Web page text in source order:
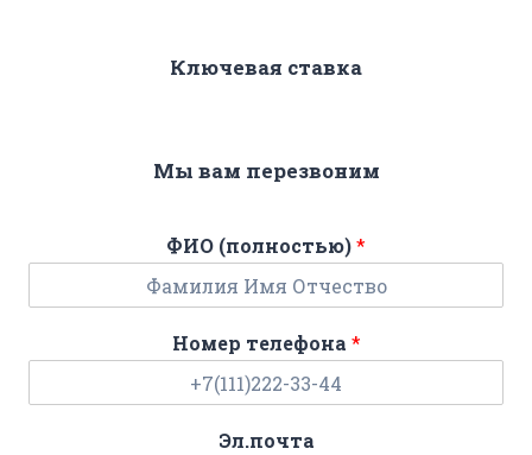
Ключевая ставка
Мы вам перезвоним
ФИО (полностью)*
Номер телефона *
Эл.почта